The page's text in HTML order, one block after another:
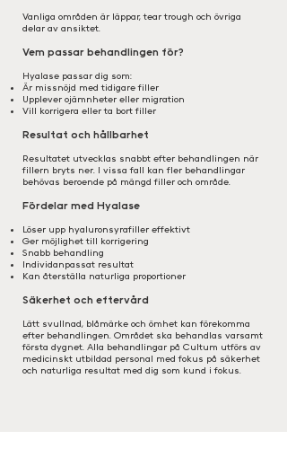
Vanliga områden är läppar, tear trough och övriga
delar av ansiktet.
Vem passar behandlingen för?
Hyalase passar dig som:
Är missnöjd med tidigare filler
Upplever ojämnheter eller migration
Vill korrigera eller ta bort filler
Resultat och hållbarhet
Resultatet utvecklas snabbt efter behandlingen när
fillern bryts ner. I vissa fall kan fler behandlingar
behövas beroende på mängd filler och område.
Fördelar med Hyalase
Löser upp hyaluronsyrafiller effektivt
Ger möjlighet till korrigering
Snabb behandling
Individanpassat resultat
Kan återställa naturliga proportioner
Säkerhet och eftervård
Lätt svullnad, blåmärke och ömhet kan förekomma
efter behandlingen. Området ska behandlas varsamt
första dygnet. Alla behandlingar på Cultum utförs av
medicinskt utbildad personal med fokus på säkerhet
och naturliga resultat med dig som kund i fokus.